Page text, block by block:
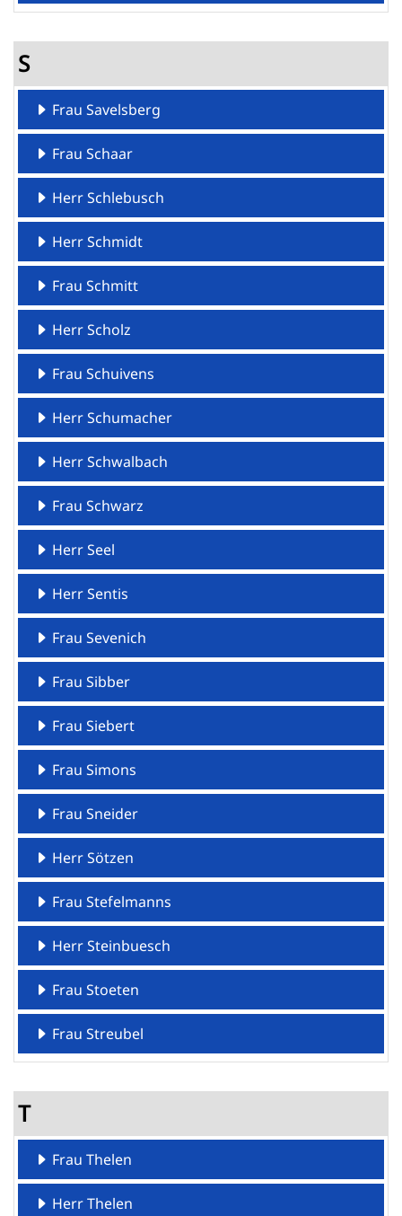
S
Frau Savelsberg
Frau Schaar
Herr Schlebusch
Herr Schmidt
Frau Schmitt
Herr Scholz
Frau Schuivens
Herr Schumacher
Herr Schwalbach
Frau Schwarz
Herr Seel
Herr Sentis
Frau Sevenich
Frau Sibber
Frau Siebert
Frau Simons
Frau Sneider
Herr Sötzen
Frau Stefelmanns
Herr Steinbuesch
Frau Stoeten
Frau Streubel
T
Frau Thelen
Herr Thelen